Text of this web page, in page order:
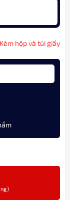
Kèm hộp và túi giấy